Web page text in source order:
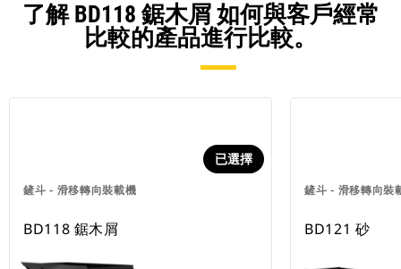
了解 BD118 鋸木屑 如何與客戶經常
比較的產品進行比較。
鏟斗 - 滑移轉向裝載機
已選擇
BD118 鋸木屑
鏟斗 - 滑移轉向裝
BD121 砂